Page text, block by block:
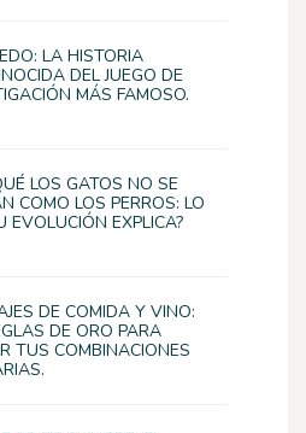
LA HISTORIA
DEL JUEGO DE
MÁS FAMOSO.
LOS GATOS NO SE
COMO LOS PERROS: LO
EVOLUCIÓN EXPLICA?
DE COMIDA Y VINO:
DE ORO PARA
TUS COMBINACIONES